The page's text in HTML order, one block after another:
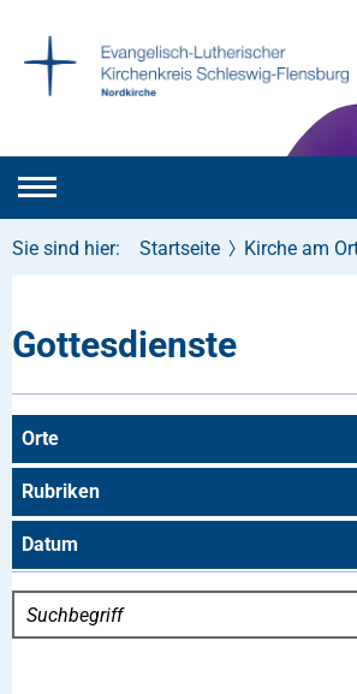
Sie sind hier: Startseite Kirche am
Gottesdienste
Orte
Rubriken
Datum